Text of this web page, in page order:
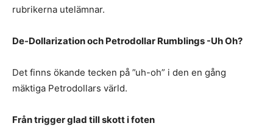
rubrikerna utelämnar.
De-Dollarization och Petrodollar Rumblings -Uh Oh?
Det finns ökande tecken på ”uh-oh” i den en gång
mäktiga Petrodollars värld.
Från trigger glad till skott i foten